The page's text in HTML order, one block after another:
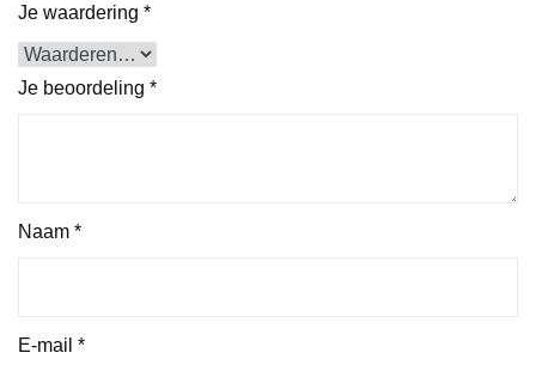
Je waardering *
Je beoordeling *
Naam *
E-mail *